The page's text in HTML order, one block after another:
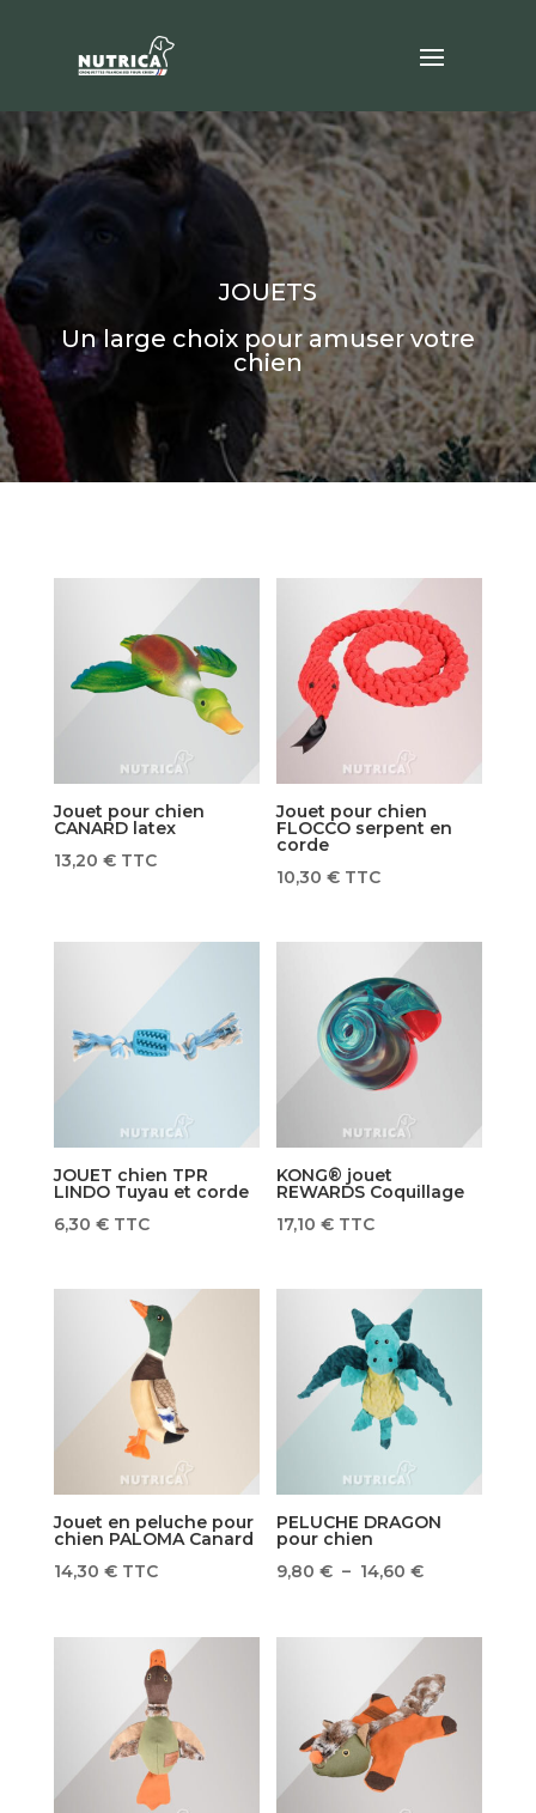
JOUETS
Un large choix pour amuser votre
chien
Jouet pour chien
CANARD latex
13,20 € TTC
Jouet pour chien
FLOCCO serpent en
corde
10,30€ TTC
JOUET chien TPR
LINDO Tuyau et corde
6,30 € TTC
KONG® jouet
REWARDS Coquillage
17,10€ TTC
Jouet en peluche pour
chien PALOMA Canard
14,30 € TTC
PELUCHE DRAGON
pour chien
9,80€ – 14,60€Plage
prix :
à
14,60 €